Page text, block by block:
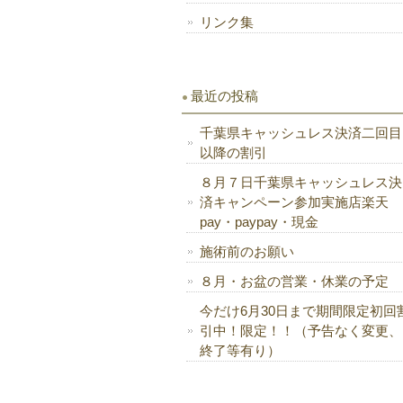
リンク集
最近の投稿
千葉県キャッシュレス決済二回目
以降の割引
８月７日千葉県キャッシュレス決
済キャンペーン参加実施店楽天
pay・paypay・現金
施術前のお願い
８月・お盆の営業・休業の予定
今だけ6月30日まで期間限定初回
引中！限定！！（予告なく変更、
終了等有り）